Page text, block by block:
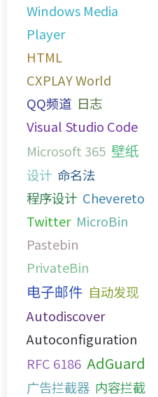
Windows Media
Player
HTML
CXPLAY World
QQ频道 日志
Visual Studio Code
Microsoft 365 壁纸
设计 命名法
程序设计 Chevereto
Twitter MicroBin
Pastebin
PrivateBin
电子邮件 自动发现
Autodiscover
Autoconfiguration
RFC 6186 AdGuard
广告拦截器 内容拦截